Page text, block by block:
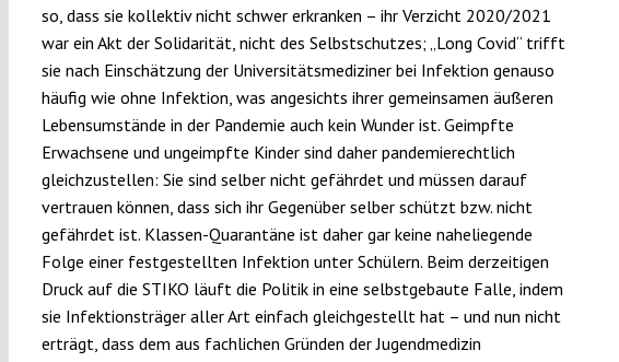
so, dass sie kollektiv nicht schwer erkranken – ihr Verzicht 2020/2021
war ein Akt der Solidarität, nicht des Selbstschutzes; „Long Covid“ trifft
sie nach Einschätzung der Universitätsmediziner bei Infektion genauso
häufig wie ohne Infektion, was angesichts ihrer gemeinsamen äußeren
Lebensumstände in der Pandemie auch kein Wunder ist. Geimpfte
Erwachsene und ungeimpfte Kinder sind daher pandemierechtlich
gleichzustellen: Sie sind selber nicht gefährdet und müssen darauf
vertrauen können, dass sich ihr Gegenüber selber schützt bzw. nicht
gefährdet ist. Klassen-Quarantäne ist daher gar keine naheliegende
Folge einer festgestellten Infektion unter Schülern. Beim derzeitigen
Druck auf die STIKO läuft die Politik in eine selbstgebaute Falle, indem
sie Infektionsträger aller Art einfach gleichgestellt hat – und nun nicht
erträgt, dass dem aus fachlichen Gründen der Jugendmedizin